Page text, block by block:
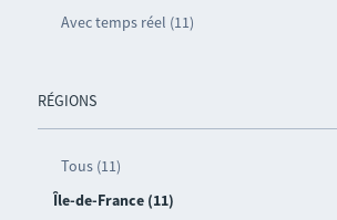
Avec temps réel (11)
RÉGIONS
Tous (11)
Île-de-France (11)